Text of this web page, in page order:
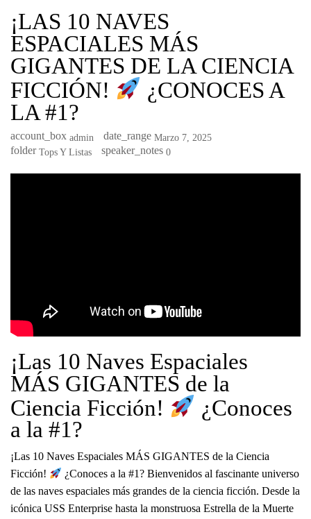
¡LAS 10 NAVES
ESPACIALES MÁS
GIGANTES DE LA CIENCIA
FICCIÓN!
¿CONOCES A
LA #1?
account_box Admin date_range Marzo 7, 2025
folder Tops Y Listas speaker_notes 0
¡Las 10 Naves Espaciales
MÁS GIGANTES de la
Ciencia Ficción!
¿Conoces
a la #1?
¡Las 10 Naves Espaciales MÁS GIGANTES de la Ciencia
Ficción!
¿Conoces a la #1? Bienvenidos al fascinante universo
de las naves espaciales más grandes de la ciencia ficción. Desde la
icónica USS Enterprise hasta la monstruosa Estrella de la Muerte